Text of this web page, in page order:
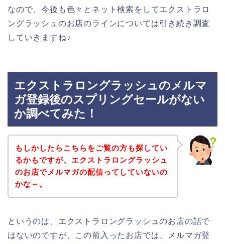
なので、今後も色々とネット検索をしてエクストラロ
ングラッシュのお店のラインについては引き続き調査
していきますね♪
エクストラロングラッシュのメルマ
ガ登録後のスプリングセールがない
か調べてみた！
もしかしたらこちらをご覧の方も探してい
るかもですが、エクストラロングラッシュ
のお店でメルマガの配信ってしていないの
かな～。
というのは、エクストラロングラッシュのお店の話で
はないのですが、この前入ったお店では、メルマガ登